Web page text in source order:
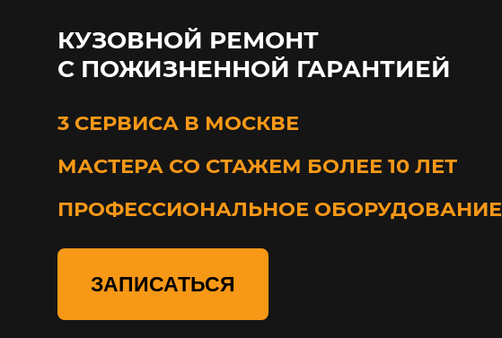
КУЗОВНОЙ РЕМОНТ
С ПОЖИЗНЕННОЙ ГАРАНТИЕЙ
3 СЕРВИСА В МОСКВЕ
МАСТЕРА СО СТАЖЕМ БОЛЕЕ 10 ЛЕТ
ПРОФЕССИОНАЛЬНОЕ ОБОРУДОВАНИЕ
ЗАПИСАТЬСЯ